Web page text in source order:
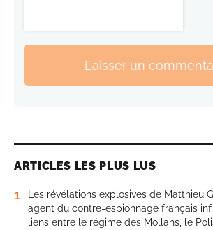
Laisser un
ARTICLES LES PLUS LUS
1
Les révélations explosives de Matthieu
agent du contre-espionnage français
liens entre le régime des Mollahs, le